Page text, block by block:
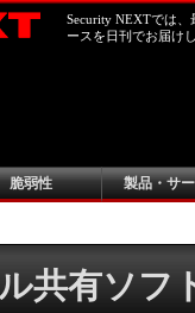
Security NEXTでは
ースを日刊でお届け
脆弱性 製品・サ
共有ソフ